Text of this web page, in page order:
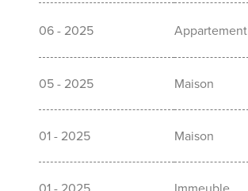
06 - 2025 Appartement
05 - 2025 Maison
01 - 2025 Maison